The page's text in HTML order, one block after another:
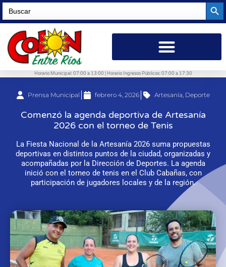
Search
for:
Horario Municipal: 07:00 a 13:00 | Horario Ingresos Públicos: 07:00 a 17:30
Prensa Municipal febrero 4, 2026 Artesanía Deporte
Comenzó la agenda deportiva de Artesanía
2026 con el torneo de Tenis
La Fiesta Nacional de la Artesanía 2026 suma propuestas
deportivas en distintos puntos de la ciudad, organizadas y
acompañadas por la Dirección de Deportes. La agenda
inició con el torneo de tenis en el Club Cabañas, con
participación de jugadores locales y de la región.